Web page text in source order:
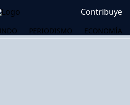
Contribuye
PERIODISMO ECONOMÍA